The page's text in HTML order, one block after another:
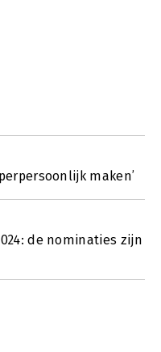
maken’
de nominaties zijn